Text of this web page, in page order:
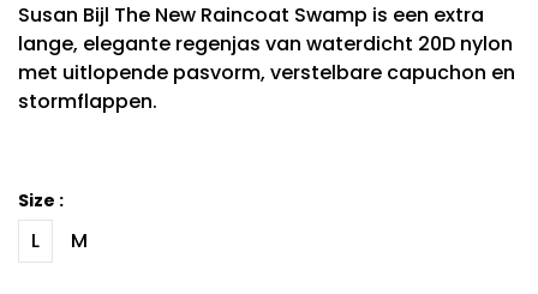
Susan Bijl The New Raincoat Swamp is een extra
lange, elegante regenjas van waterdicht 20D nylon
met uitlopende pasvorm, verstelbare capuchon en
stormflappen.
Size :
L M